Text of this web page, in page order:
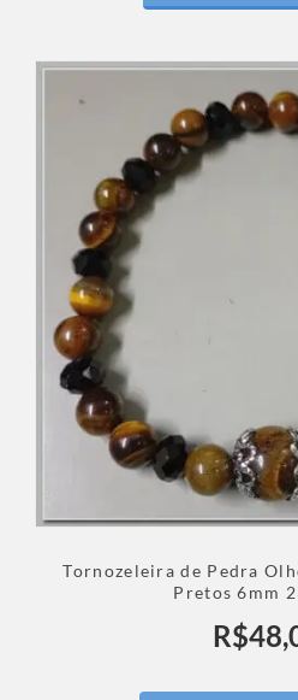
Tornozeleira de Pedra
Pretos 6mm
R$